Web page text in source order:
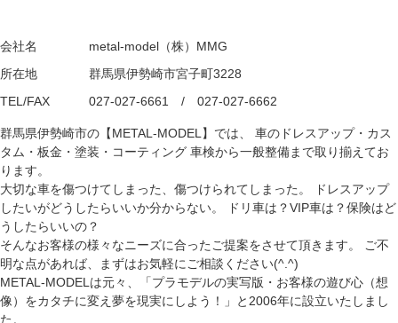
会社名
metal-model（株）MMG
所在地
群馬県伊勢崎市宮子町3228
TEL/FAX
027-027-6661 / 027-027-6662
群馬県伊勢崎市の【METAL-MODEL】では、 車のドレスアップ・カス
タム・板金・塗装・コーティング 車検から一般整備まで取り揃えてお
ります。
大切な車を傷つけてしまった、傷つけられてしまった。 ドレスアップ
したいがどうしたらいいか分からない。 ドリ車は？VIP車は？保険はど
うしたらいいの？
そんなお客様の様々なニーズに合ったご提案をさせて頂きます。 ご不
明な点があれば、まずはお気軽にご相談ください(^.^)
METAL-MODELは元々、「プラモデルの実写版・お客様の遊び心（想
像）をカタチに変え夢を現実にしよう！」と2006年に設立いたしまし
た。